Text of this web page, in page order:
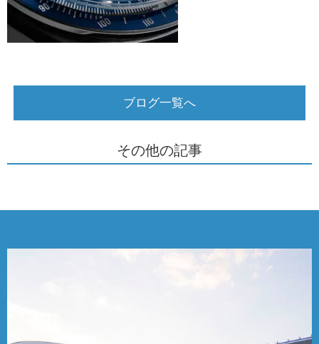
ブログ一覧へ
その他の記事